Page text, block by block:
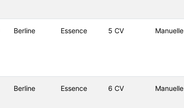
Berline Essence 5 CV Manuelle
Berline Essence 6 CV Manuelle